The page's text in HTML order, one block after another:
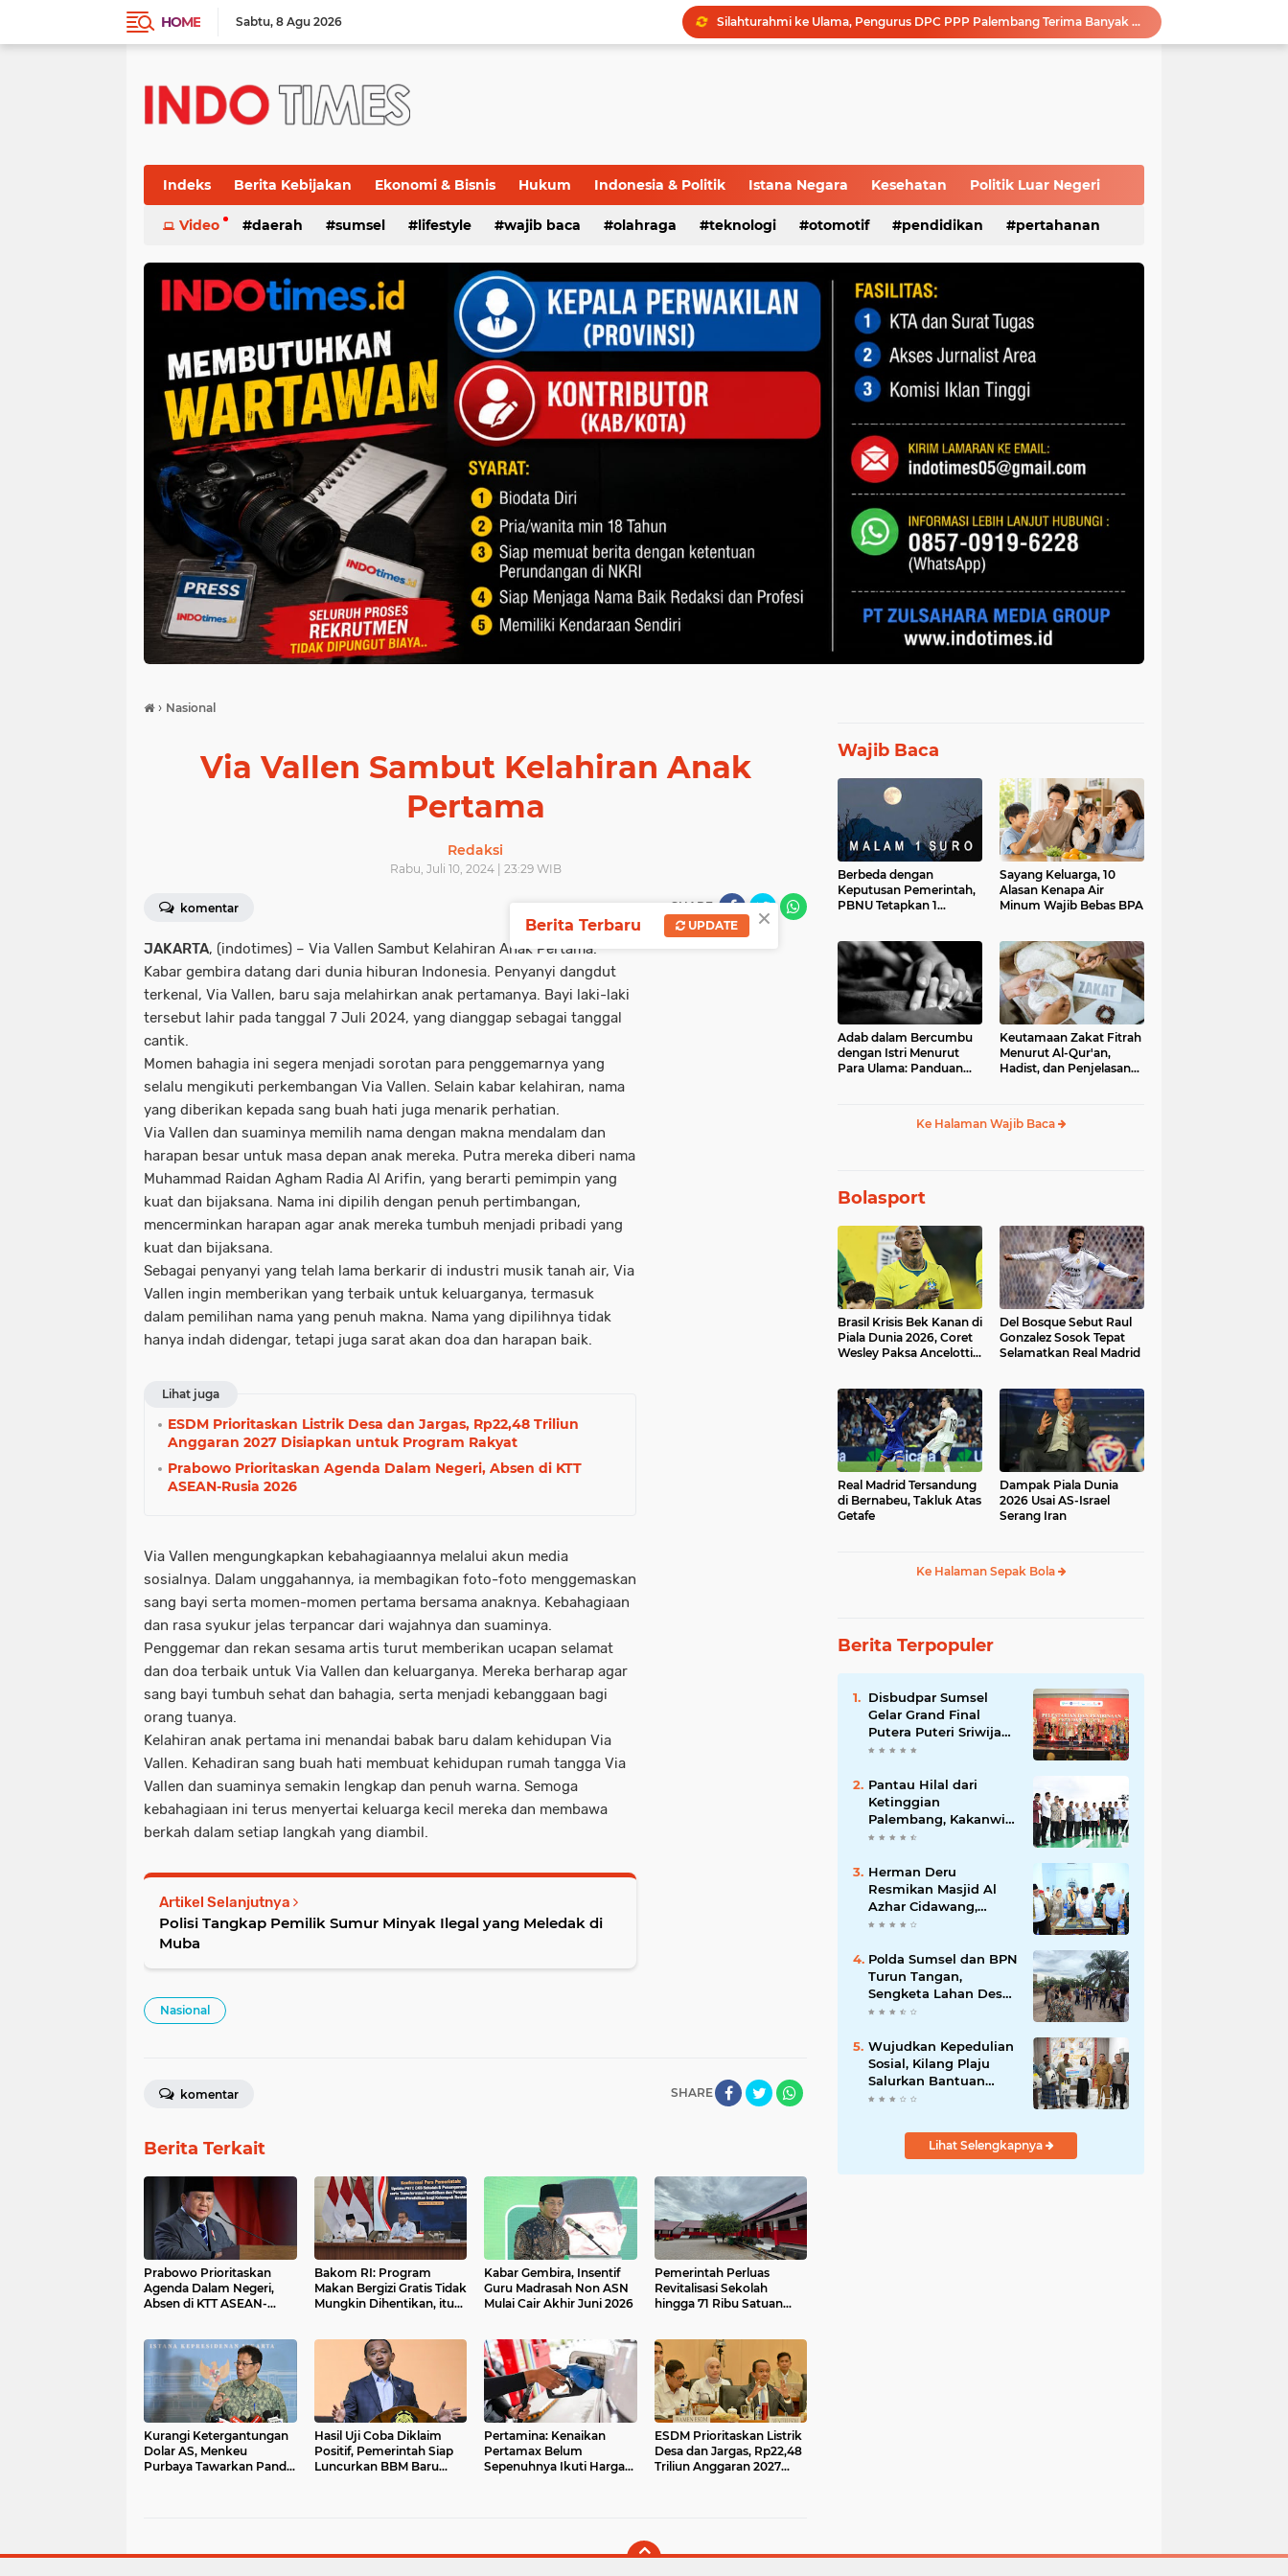
HOME Sabtu 8 Agu 2026
Perkuat Tata Kelola Perusahaan, Pertamina Patra Niaga Jalin Kerja Sama dengan Kejati Sumsel
Disbudpar Sumsel Gelar Grand Final Putera Puteri Sriwijaya 2026, Sekda: Harus Mampu Bawa Sumsel Go Internasional
Melalui MPLS, KPID Sumsel Ajak Peserta Didik Baru SMP N 35 Palembang Bijak Bermedia Sosial
Indeks Berita Kebijakan Ekonomi & Bisnis Hukum Indonesia & Politik Istana Negara Kesehatan Politik Luar Negeri
Video daerah sumsel lifestyle wajib baca olahraga teknologi otomotif pendidikan pertahanan
› Nasional
Via Vallen Sambut Kelahiran Anak
Pertama
Redaksi
Rabu, Juli 10, 2024 | 23:29 WIB
komentar SHARE
JAKARTA, (indotimes) – Via Vallen Sambut Kelahiran Anak Pertama.
Kabar gembira datang dari dunia hiburan Indonesia. Penyanyi dangdut
terkenal, Via Vallen, baru saja melahirkan anak pertamanya. Bayi laki-laki
tersebut lahir pada tanggal 7 Juli 2024, yang dianggap sebagai tanggal
cantik.
Momen bahagia ini segera menjadi sorotan para penggemarnya yang
selalu mengikuti perkembangan Via Vallen. Selain kabar kelahiran, nama
yang diberikan kepada sang buah hati juga menarik perhatian.
Via Vallen dan suaminya memilih nama dengan makna mendalam dan
harapan besar untuk masa depan anak mereka. Putra mereka diberi nama
Muhammad Raidan Agham Radia Al Arifin, yang berarti pemimpin yang
kuat dan bijaksana. Nama ini dipilih dengan penuh pertimbangan,
mencerminkan harapan agar anak mereka tumbuh menjadi pribadi yang
kuat dan bijaksana.
Sebagai penyanyi yang telah lama berkarir di industri musik tanah air, Via
Vallen ingin memberikan yang terbaik untuk keluarganya, termasuk
dalam pemilihan nama yang penuh makna. Nama yang dipilihnya tidak
hanya indah didengar, tetapi juga sarat akan doa dan harapan baik.
Lihat juga
ESDM Prioritaskan Listrik Desa dan Jargas, Rp22,48 Triliun
Anggaran 2027 Disiapkan untuk Program Rakyat
Prabowo Prioritaskan Agenda Dalam Negeri, Absen di KTT
ASEAN-Rusia 2026
Via Vallen mengungkapkan kebahagiaannya melalui akun media
sosialnya. Dalam unggahannya, ia membagikan foto-foto menggemaskan
sang bayi serta momen-momen pertama bersama anaknya. Kebahagiaan
dan rasa syukur jelas terpancar dari wajahnya dan suaminya.
Penggemar dan rekan sesama artis turut memberikan ucapan selamat
dan doa terbaik untuk Via Vallen dan keluarganya. Mereka berharap agar
sang bayi tumbuh sehat dan bahagia, serta menjadi kebanggaan bagi
orang tuanya.
Kelahiran anak pertama ini menandai babak baru dalam kehidupan Via
Vallen. Kehadiran sang buah hati membuat kehidupan rumah tangga Via
Vallen dan suaminya semakin lengkap dan penuh warna. Semoga
kebahagiaan ini terus menyertai keluarga kecil mereka dan membawa
berkah dalam setiap langkah yang diambil.
Artikel Selanjutnya
Polisi Tangkap Pemilik Sumur Minyak Ilegal yang Meledak di
Muba
Nasional
SHARE
komentar
Berita Terkait
Prabowo Prioritaskan
Agenda Dalam Negeri,
Absen di KTT ASEAN-
Bakom RI: Program
Makan Bergizi Gratis Tidak
Mungkin Dihentikan, itu
Kabar Gembira, Insentif
Guru Madrasah Non ASN
Mulai Cair Akhir Juni 2026
Pemerintah Perluas
Revitalisasi Sekolah
hingga 71 Ribu Satuan
Kurangi Ketergantungan
Dolar AS, Menkeu
Purbaya Tawarkan Panda
Hasil Uji Coba Diklaim
Positif, Pemerintah Siap
Luncurkan BBM Baru
Pertamina: Kenaikan
Pertamax Belum
Sepenuhnya Ikuti Harga
ESDM Prioritaskan Listrik
Desa dan Jargas, Rp22,48
Triliun Anggaran 2027
Wajib Baca
Berbeda dengan
Keputusan Pemerintah,
PBNU Tetapkan 1
Sayang Keluarga, 10
Alasan Kenapa Air
Minum Wajib Bebas BPA
Adab dalam Bercumbu
dengan Istri Menurut
Para Ulama: Panduan
Keutamaan Zakat Fitrah
Menurut Al-Qur'an,
Hadist, dan Penjelasan
Ke Halaman Wajib Baca
Bolasport
Brasil Krisis Bek Kanan di
Piala Dunia 2026, Coret
Wesley Paksa Ancelotti
Del Bosque Sebut Raul
Gonzalez Sosok Tepat
Selamatkan Real Madrid
Real Madrid Tersandung
di Bernabeu, Takluk Atas
Getafe
Dampak Piala Dunia
2026 Usai AS-Israel
Serang Iran
Ke Halaman Sepak Bola
Berita Terpopuler
Disbudpar Sumsel
Gelar Grand Final
Putera Puteri Sriwijaya
2026, Sekda: Harus
Go Internasional
Pantau Hilal dari
Ketinggian
Palembang, Kakanwil
Kemenag Sumsel
Kerukunan
Herman Deru
Resmikan Masjid Al
Azhar Cidawang,
Perkuat Syiar Islam di
Polda Sumsel dan BPN
Turun Tangan,
Sengketa Lahan Desa
Daya Kesuma
Kepastian Hukum
Wujudkan Kepedulian
Sosial, Kilang Plaju
Salurkan Bantuan
Bagi Korban
Lihat Selengkapnya
×
Berita Terbaru UPDATE